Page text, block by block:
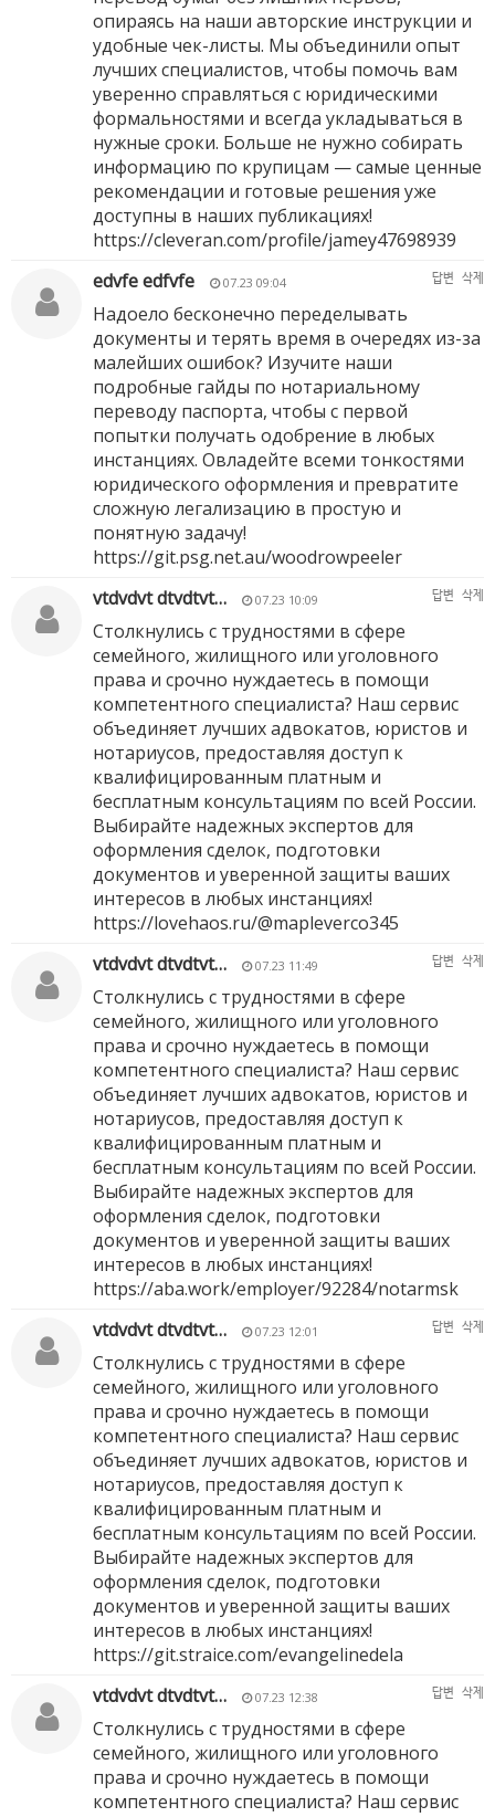
опираясь на наши авторские инструкции и
удобные чек-листы. Мы объединили опыт
лучших специалистов, чтобы помочь вам
уверенно справляться с юридическими
формальностями и всегда укладываться в
нужные сроки. Больше не нужно собирать
информацию по крупицам — самые ценные
рекомендации и готовые решения уже
доступны в наших публикациях!
https://cleveran.com/profile/jamey47698939
edvfe edfvfe
07.23 09:04 답변 삭제
Надоело бесконечно переделывать
документы и терять время в очередях из-за
малейших ошибок? Изучите наши
подробные гайды по нотариальному
переводу паспорта, чтобы с первой
попытки получать одобрение в любых
инстанциях. Овладейте всеми тонкостями
юридического оформления и превратите
сложную легализацию в простую и
понятную задачу!
https://git.psg.net.au/woodrowpeeler
vtdvdvt dtvdtvt…
07.23 10:09 답변 삭제
Столкнулись с трудностями в сфере
семейного, жилищного или уголовного
права и срочно нуждаетесь в помощи
компетентного специалиста? Наш сервис
объединяет лучших адвокатов, юристов и
нотариусов, предоставляя доступ к
квалифицированным платным и
бесплатным консультациям по всей России.
Выбирайте надежных экспертов для
оформления сделок, подготовки
документов и уверенной защиты ваших
интересов в любых инстанциях!
https://lovehaos.ru/@mapleverco345
vtdvdvt dtvdtvt…
07.23 11:49 답변 삭제
Столкнулись с трудностями в сфере
семейного, жилищного или уголовного
права и срочно нуждаетесь в помощи
компетентного специалиста? Наш сервис
объединяет лучших адвокатов, юристов и
нотариусов, предоставляя доступ к
квалифицированным платным и
бесплатным консультациям по всей России.
Выбирайте надежных экспертов для
оформления сделок, подготовки
документов и уверенной защиты ваших
интересов в любых инстанциях!
https://aba.work/employer/92284/notarmsk
vtdvdvt dtvdtvt…
07.23 12:01 답변 삭제
Столкнулись с трудностями в сфере
семейного, жилищного или уголовного
права и срочно нуждаетесь в помощи
компетентного специалиста? Наш сервис
объединяет лучших адвокатов, юристов и
нотариусов, предоставляя доступ к
квалифицированным платным и
бесплатным консультациям по всей России.
Выбирайте надежных экспертов для
оформления сделок, подготовки
документов и уверенной защиты ваших
интересов в любых инстанциях!
https://git.straice.com/evangelinedela
vtdvdvt dtvdtvt…
07.23 12:38 답변 삭제
Столкнулись с трудностями в сфере
семейного, жилищного или уголовного
права и срочно нуждаетесь в помощи
компетентного специалиста? Наш сервис